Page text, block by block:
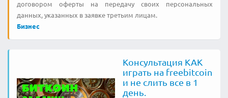
договором оферты на передачу своих персональных
данных, указанных в заявке третьим лицам.
Бизнес
Консультация КАК
играть на freebitcoin
и не слить все в 1
день.